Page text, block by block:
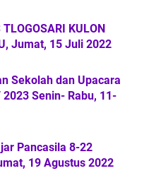
KULON
Jumat, 15 Juli 2022
Sekolah dan Upacara
Senin- Rabu, 11-
Pancasila 8-22
19 Agustus 2022